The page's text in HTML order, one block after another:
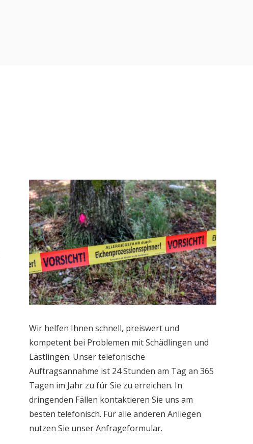
Wir helfen Ihnen schnell, preiswert und
kompetent bei Problemen mit Schädlingen und
Lästlingen. Unser telefonische
Auftragsannahme ist 24 Stunden am Tag an 365
Tagen im Jahr zu für Sie zu erreichen. In
dringenden Fällen kontaktieren Sie uns am
besten telefonisch. Für alle anderen Anliegen
nutzen Sie unser Anfrageformular.